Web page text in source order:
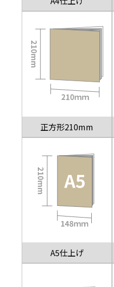
正方形210mm
A5仕上げ